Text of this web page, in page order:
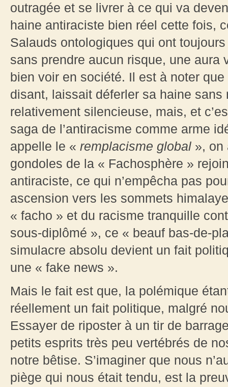
outragée et se livrer à ce qui va
haine antiraciste bien réel cette fois,
Salauds ontologiques qui ont
sans prendre aucun risque, une aura
bien voir en société. Il est à noter
disant, laissait déferler sa haine
relativement silencieuse, mais, et
saga de l’antiracisme comme arme
appelle le « remplacisme global », on
gondoles de la « Fachosphère »
antiraciste, ce qui n’empêcha pas
ascension vers les sommets
« facho » et du racisme tranquille
sous-diplômé », ce « beauf bas-de-
simulacre absolu devient un fait
une « fake news ».
Mais le fait est que, la polémique
réellement un fait politique, malgré
Essayer de riposter à un tir de
petits esprits très peu vertébrés de
notre bêtise. S’imaginer que nous
piège qui nous était tendu, est la